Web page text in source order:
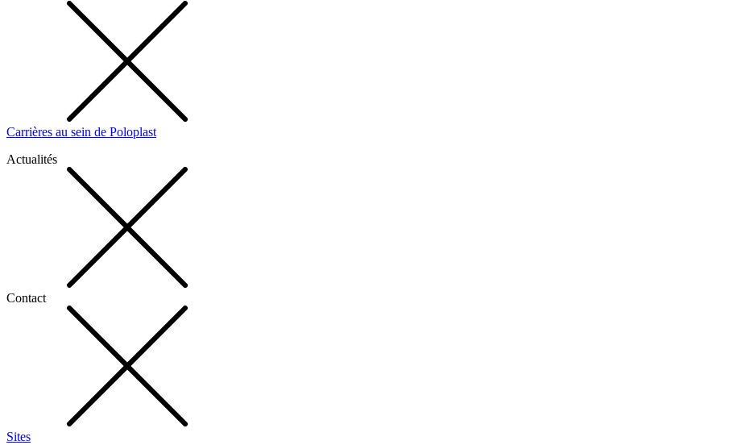
Carrières au sein de Poloplast
Actualités
Contact
Sites